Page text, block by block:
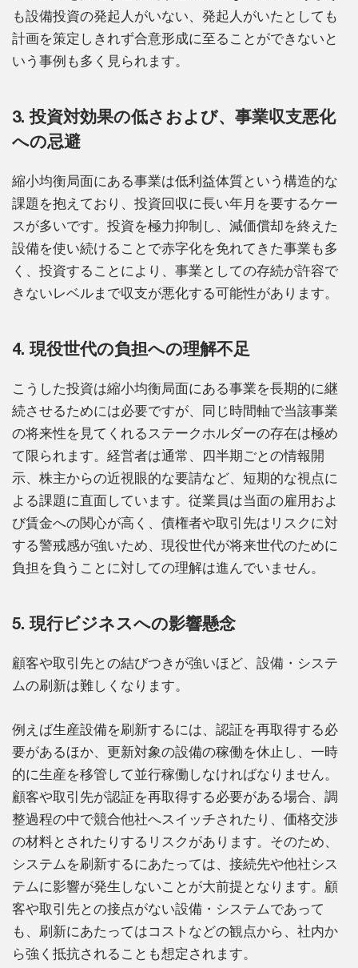
も設備投資の発起人がいない、発起人がいたとしても
計画を策定しきれず合意形成に至ることができないと
いう事例も多く見られます。
3. 投資対効果の低さおよび、事業収支悪化
への忌避
縮小均衡局面にある事業は低利益体質という構造的な
課題を抱えており、投資回収に長い年月を要するケー
スが多いです。投資を極力抑制し、減価償却を終えた
設備を使い続けることで赤字化を免れてきた事業も多
く、投資することにより、事業としての存続が許容で
きないレベルまで収支が悪化する可能性があります。
4. 現役世代の負担への理解不足
こうした投資は縮小均衡局面にある事業を長期的に継
続させるためには必要ですが、同じ時間軸で当該事業
の将来性を見てくれるステークホルダーの存在は極め
て限られます。経営者は通常、四半期ごとの情報開
示、株主からの近視眼的な要請など、短期的な視点に
よる課題に直面しています。従業員は当面の雇用およ
び賃金への関心が高く、債権者や取引先はリスクに対
する警戒感が強いため、現役世代が将来世代のために
負担を負うことに対しての理解は進んでいません。
5. 現行ビジネスへの影響懸念
顧客や取引先との結びつきが強いほど、設備・システ
ムの刷新は難しくなります。
例えば生産設備を刷新するには、認証を再取得する必
要があるほか、更新対象の設備の稼働を休止し、一時
的に生産を移管して並行稼働しなければなりません。
顧客や取引先が認証を再取得する必要がある場合、調
整過程の中で競合他社へスイッチされたり、価格交渉
の材料とされたりするリスクがあります。そのため、
システムを刷新するにあたっては、接続先や他社シス
テムに影響が発生しないことが大前提となります。顧
客や取引先との接点がない設備・システムであって
も、刷新にあたってはコストなどの観点から、社内か
ら強く抵抗されることも想定されます。